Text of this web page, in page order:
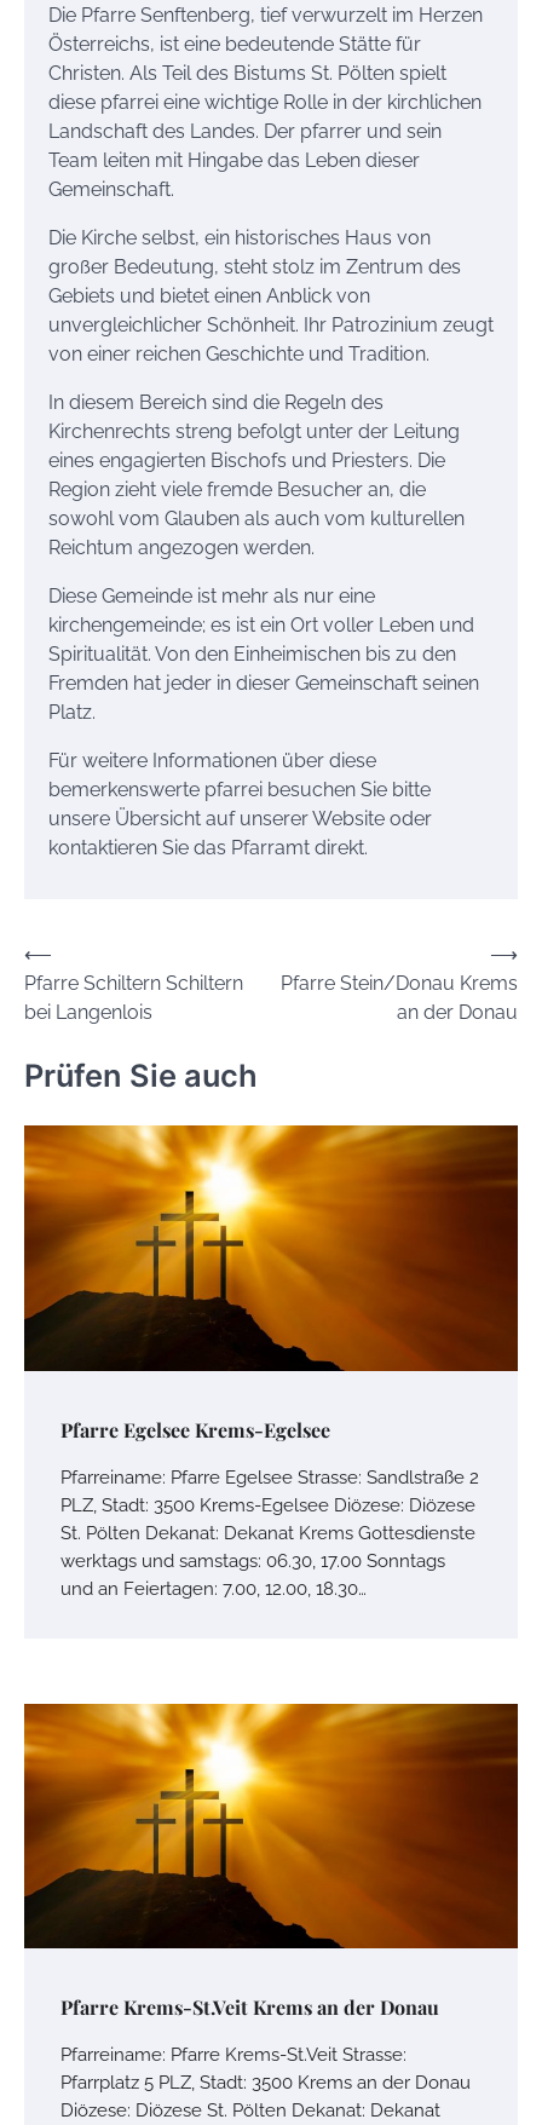
Die Pfarre Senftenberg, tief verwurzelt im Herzen
Österreichs, ist eine bedeutende Stätte für
Christen. Als Teil des Bistums St. Pölten spielt
diese pfarrei eine wichtige Rolle in der kirchlichen
Landschaft des Landes. Der pfarrer und sein
Team leiten mit Hingabe das Leben dieser
Gemeinschaft.
Die Kirche selbst, ein historisches Haus von
großer Bedeutung, steht stolz im Zentrum des
Gebiets und bietet einen Anblick von
unvergleichlicher Schönheit. Ihr Patrozinium zeugt
von einer reichen Geschichte und Tradition.
In diesem Bereich sind die Regeln des
Kirchenrechts streng befolgt unter der Leitung
eines engagierten Bischofs und Priesters. Die
Region zieht viele fremde Besucher an, die
sowohl vom Glauben als auch vom kulturellen
Reichtum angezogen werden.
Diese Gemeinde ist mehr als nur eine
kirchengemeinde; es ist ein Ort voller Leben und
Spiritualität. Von den Einheimischen bis zu den
Fremden hat jeder in dieser Gemeinschaft seinen
Platz.
Für weitere Informationen über diese
bemerkenswerte pfarrei besuchen Sie bitte
unsere Übersicht auf unserer Website oder
kontaktieren Sie das Pfarramt direkt.
Beitrags-
Navigation
⟵
Pfarre Schiltern Schiltern
bei Langenlois
Pfarre Stein/Donau Krems
an der Donau
⟶
Prüfen Sie auch
Pfarre Egelsee Krems-Egelsee
Pfarreiname: Pfarre Egelsee Strasse: Sandlstraße 2
PLZ, Stadt: 3500 Krems-Egelsee Diözese: Diözese
St. Pölten Dekanat: Dekanat Krems Gottesdienste
werktags und samstags: 06.30, 17.00 Sonntags
und an Feiertagen: 7.00, 12.00, 18.30…
Pfarre Krems-St.Veit Krems an der Donau
Pfarreiname: Pfarre Krems-St.Veit Strasse:
Pfarrplatz 5 PLZ, Stadt: 3500 Krems an der Donau
Diözese: Diözese St. Pölten Dekanat: Dekanat